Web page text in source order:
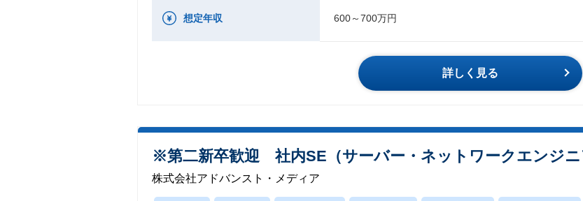
想定年収 600～700万円
詳しく見る
※第二新卒歓迎 社内SE（サーバー・ネットワークエンジ
株式会社アドバンスト・メディア